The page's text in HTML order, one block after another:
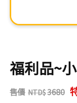
福利品~
售價 3680